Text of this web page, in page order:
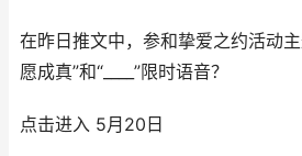
在昨日推文中，参和挚爱之约活动
愿成真”和“____”限时语音？
点击进入 5月20日